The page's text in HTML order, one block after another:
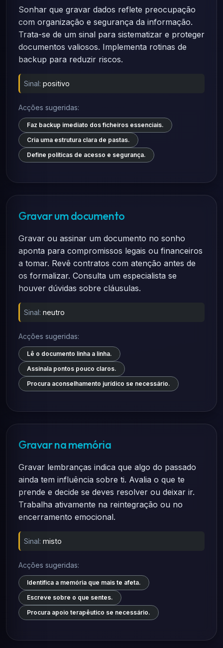
Sonhar que gravar dados reflete preocupação
com organização e segurança da informação.
Trata-se de um sinal para sistematizar e proteger
documentos valiosos. Implementa rotinas de
backup para reduzir riscos.
Sinal: positivo
Acções sugeridas:
Faz backup imediato dos ficheiros essenciais.
Cria uma estrutura clara de pastas.
Define políticas de acesso e segurança.
Gravar um documento
Gravar ou assinar um documento no sonho
aponta para compromissos legais ou financeiros
a tomar. Revê contratos com atenção antes de
os formalizar. Consulta um especialista se
houver dúvidas sobre cláusulas.
Sinal: neutro
Acções sugeridas:
Lê o documento linha a linha.
Assinala pontos pouco claros.
Procura aconselhamento jurídico se necessário.
Gravar na memória
Gravar lembranças indica que algo do passado
ainda tem influência sobre ti. Avalia o que te
prende e decide se deves resolver ou deixar ir.
Trabalha ativamente na reintegração ou no
encerramento emocional.
Sinal: misto
Acções sugeridas:
Identifica a memória que mais te afeta.
Escreve sobre o que sentes.
Procura apoio terapêutico se necessário.